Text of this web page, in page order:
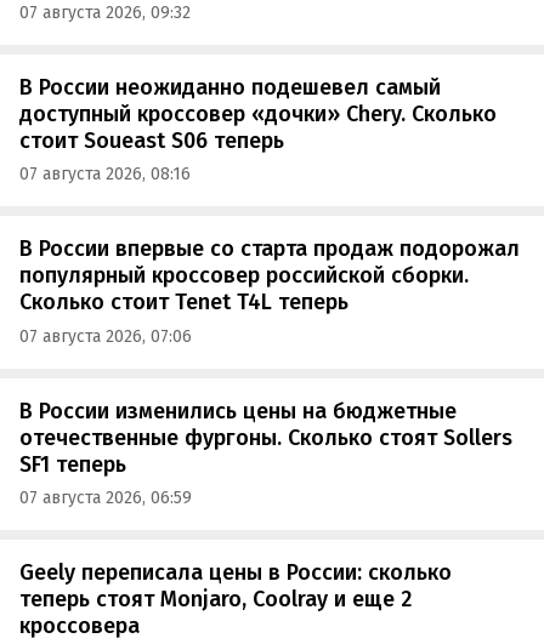
07 августа 2026, 09:32
В России неожиданно подешевел самый
доступный кроссовер «дочки» Chery. Сколько
стоит Soueast S06 теперь
07 августа 2026, 08:16
В России впервые со старта продаж подорожал
популярный кроссовер российской сборки.
Сколько стоит Tenet T4L теперь
07 августа 2026, 07:06
В России изменились цены на бюджетные
отечественные фургоны. Сколько стоят Sollers
SF1 теперь
07 августа 2026, 06:59
Geely переписала цены в России: сколько
теперь стоят Monjaro, Coolray и еще 2
кроссовера